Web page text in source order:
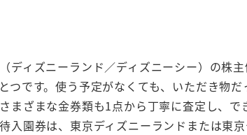
ディズニーランド／ディズニーシー）の株
つです。使う予定がなくても、いただき物
まざまな金券類も1点から丁寧に査定し、
入園券は、東京ディズニーランドまたは東